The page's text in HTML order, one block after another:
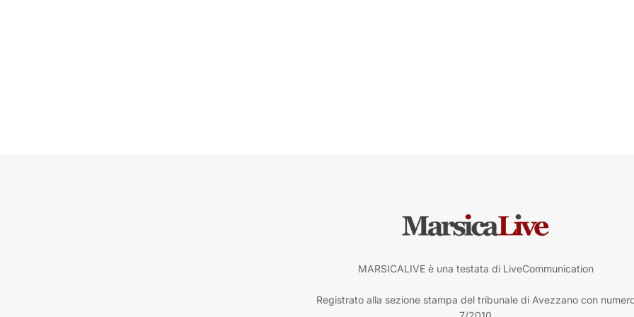
MARSICALIVE è una testata di LiveCommunication
Registrato alla sezione stampa del tribunale di Avezzano con